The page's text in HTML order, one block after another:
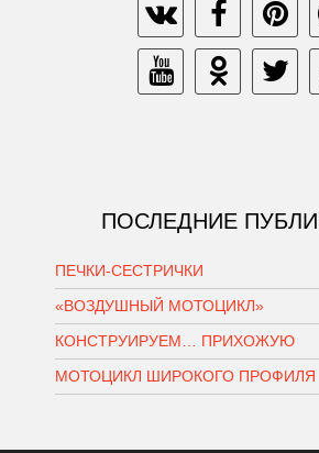
ПОСЛЕДНИЕ
ПЕЧКИ-СЕСТРИЧКИ
«ВОЗДУШНЫЙ МОТОЦИКЛ»
КОНСТРУИРУЕМ… ПРИХОЖУЮ
МОТОЦИКЛ ШИРОКОГО ПРОФИЛЯ